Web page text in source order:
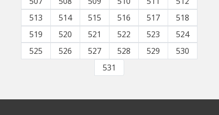
513
514 515 516 517
518
519
520 521 522 523
524
525
526 527 528 529
530
531